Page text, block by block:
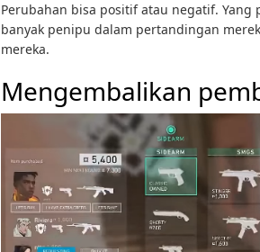
Perubahan bisa positif atau negatif.
banyak penipu dalam pertandingan
mereka.
Mengembalikan